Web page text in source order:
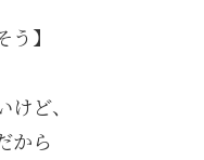
】
ど、
から